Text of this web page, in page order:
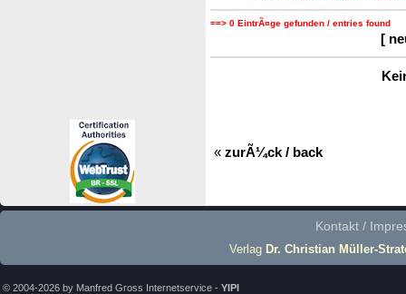
==> 0 EintrÃ¤ge gefunden / entries found
[
« zurÃ¼ck / back
Kontakt /
Verlag Dr. Christian Müller-
© 2004-2026 by Manfred Gross Internetservice - YIPI